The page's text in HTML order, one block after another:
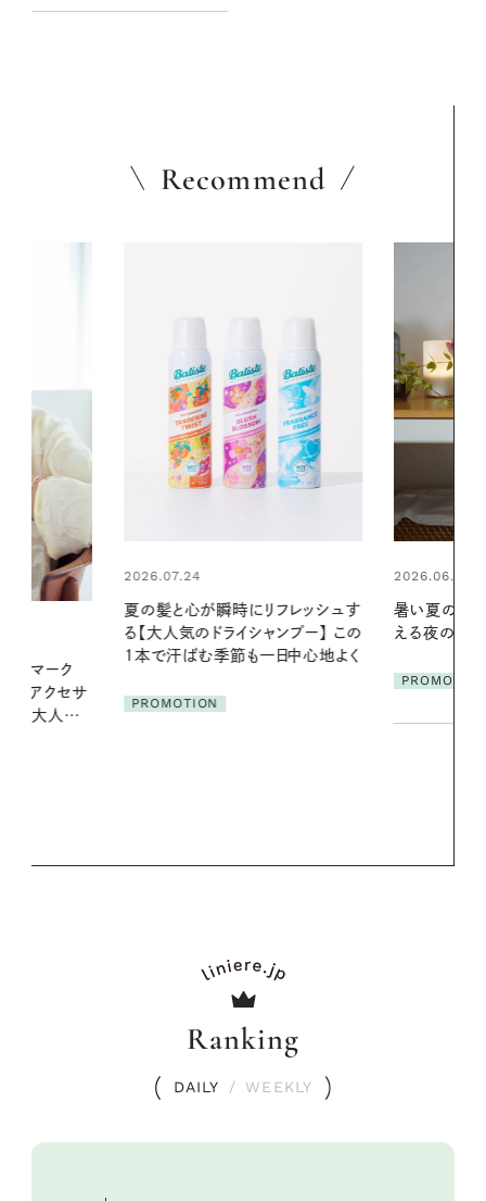
Recommend
2026.06.01
暑い夏のナイトルーティン。私を整
える夜の爽やかご褒美ケア
2026.06.01
真夏に向け
やりジェルと
ア
Ranking
DAILY / WEEKLY